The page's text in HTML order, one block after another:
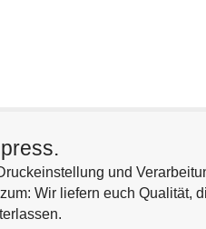
und
Wir liefern euch Qualität,